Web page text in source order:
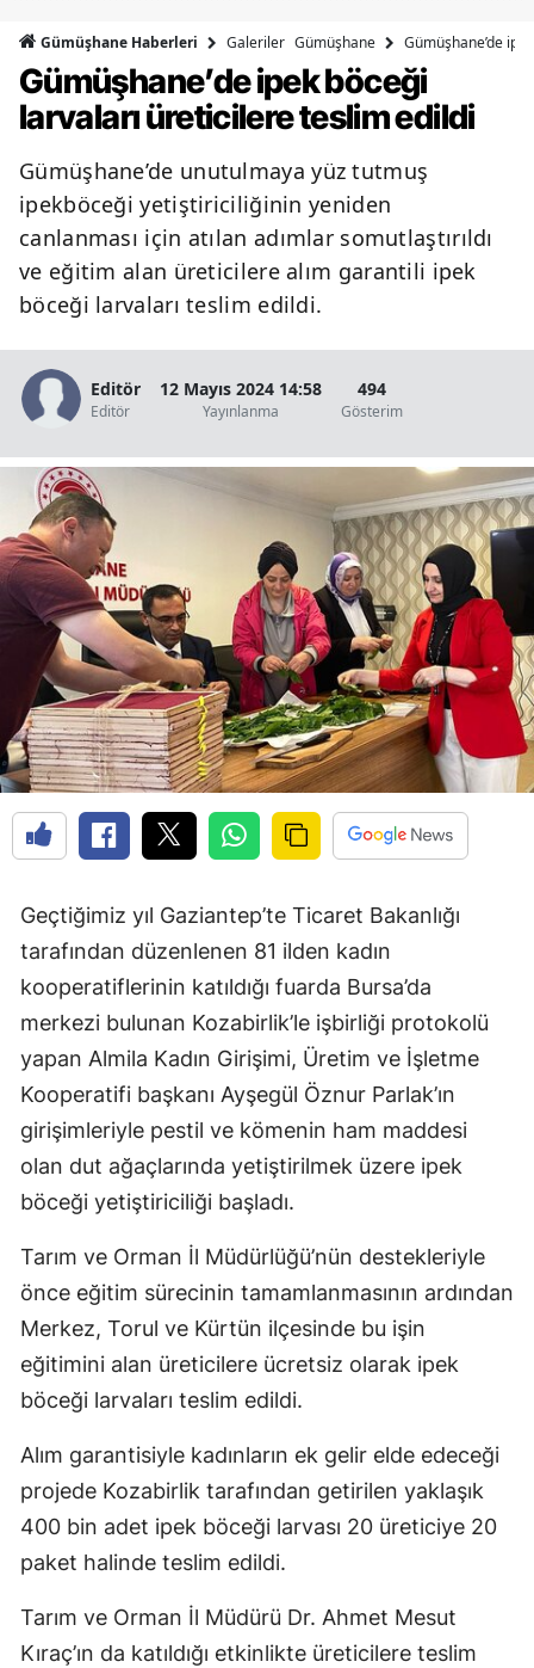
Bingöl
Bitlis
Bolu
Burdur
Bursa
Çanakkale
Çorum
Denizli
Diyarbakır
Edirne
Elazığ
Erzincan
Erzurum
Eskişehir
Gaziantep
Giresun
Gümüşhane
Hakkari
Isparta
Mersin
İstanbul
Kars
Kastamonu
Kırklareli
Kırşehir
Kocaeli
Konya
Malatya
Gümüşhane Haberleri Galeriler Gümüşhane Gümüşhane’de
Gümüşhane’de ipek böceği
larvaları üreticilere teslim edildi
Gümüşhane’de unutulmaya yüz tutmuş
ipekböceği yetiştiriciliğinin yeniden
canlanması için atılan adımlar somutlaştırıldı
ve eğitim alan üreticilere alım garantili ipek
böceği larvaları teslim edildi.
Editör
Editör
12 Mayıs 2024 14:58
Yayınlanma
494
Gösterim
Geçtiğimiz yıl Gaziantep’te Ticaret Bakanlığı
tarafından düzenlenen 81 ilden kadın
kooperatiflerinin katıldığı fuarda Bursa’da
merkezi bulunan Kozabirlik’le işbirliği protokolü
yapan Almila Kadın Girişimi, Üretim ve İşletme
Kooperatifi başkanı Ayşegül Öznur Parlak’ın
girişimleriyle pestil ve kömenin ham maddesi
olan dut ağaçlarında yetiştirilmek üzere ipek
böceği yetiştiriciliği başladı.
Tarım ve Orman İl Müdürlüğü’nün destekleriyle
önce eğitim sürecinin tamamlanmasının ardından
Merkez, Torul ve Kürtün ilçesinde bu işin
eğitimini alan üreticilere ücretsiz olarak ipek
böceği larvaları teslim edildi.
Alım garantisiyle kadınların ek gelir elde edeceği
projede Kozabirlik tarafından getirilen yaklaşık
400 bin adet ipek böceği larvası 20 üreticiye 20
paket halinde teslim edildi.
Tarım ve Orman İl Müdürü Dr. Ahmet Mesut
Kıraç’ın da katıldığı etkinlikte üreticilere teslim